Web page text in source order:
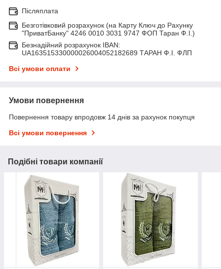
Післяплата
Безготівковий розрахунок (на Карту Ключ до Рахунку
"ПриватБанку" 4246 0010 3031 9747 ФОП Таран Ф.І.)
Безнадійний розрахунок IBAN:
UA163515330000026004052182689 ТАРАН Ф.І. ФЛП
Всі умови оплати
Умови повернення
Повернення товару впродовж 14 днів за рахунок покупця
Всі умови повернення
Подібні товари компанії